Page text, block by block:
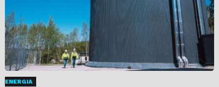
ENERGIA